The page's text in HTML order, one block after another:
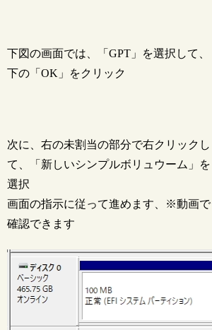
下図の画面では、「GPT」を選択して、
下の「OK」をクリック
次に、右の未割当の部分で右クリックし
て、「新しいシンプルボリュウーム」を
選択
画面の指示に従って進めます、※動画で
確認できます